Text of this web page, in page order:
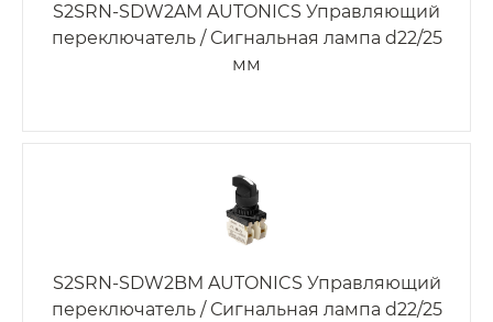
S2SRN-SDW2AM AUTONICS Управляющий
переключатель / Сигнальная лампа d22/25
мм
S2SRN-SDW2BM AUTONICS Управляющий
переключатель / Сигнальная лампа d22/25